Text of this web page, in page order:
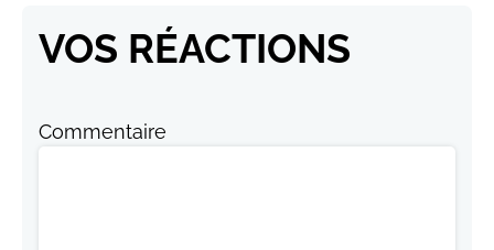
VOS RÉACTIONS
Commentaire